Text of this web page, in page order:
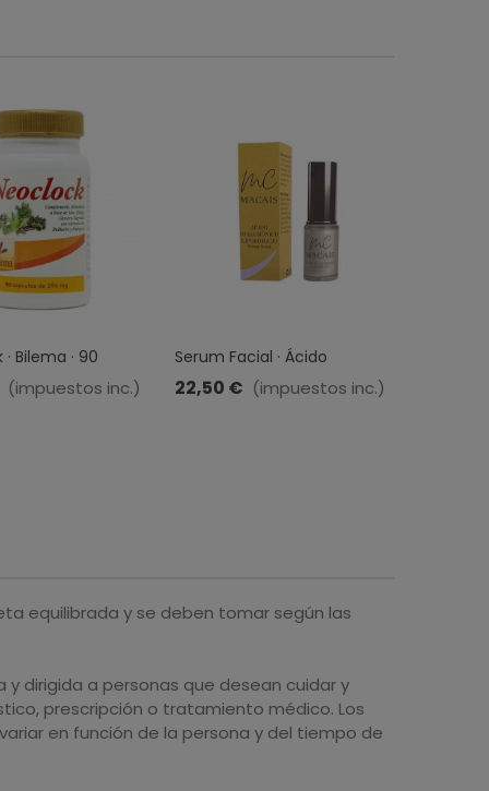
Bilema · 90
(impuestos inc.)
Serum Facial · Ácido
Hialurónico Liposomado ·
Macais · 20ml
22,50 € (impuestos inc.)
equilibrada y se deben tomar según las
dirigida a personas que desean cuidar y
prescripción o tratamiento médico. Los
en función de la persona y del tiempo de